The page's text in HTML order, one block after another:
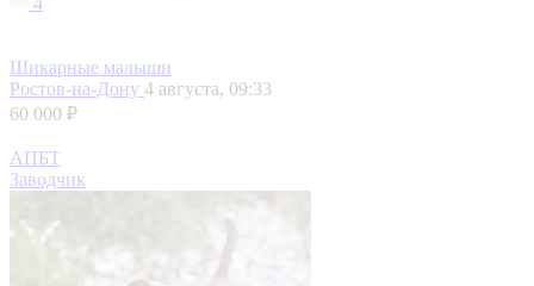
Шикарные малыши
Ростов-на-Дону 4 августа, 09:33
60 000 ₽
АПБТ
Заводчик